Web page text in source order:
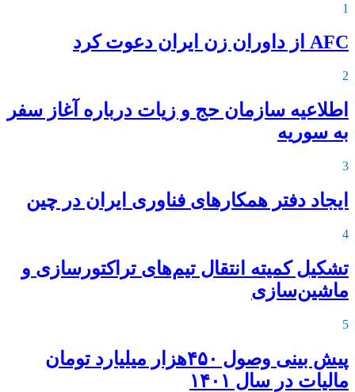
1
AFC از داوران زن ایران دعوت کرد
2
اطلاعیه‌ سازمان حج و زیات درباره آغاز سفر
به سوریه
3
ایجاد دفتر همکارهای فناوری ایران در چین
4
تشکیل کمیته انتقال تیم‌های تراکتورسازی و
ماشین‌سازی
5
پیش بینی وصول ۴۵۰هزار میلیارد تومان
مالیات در سال ۱۴۰۱